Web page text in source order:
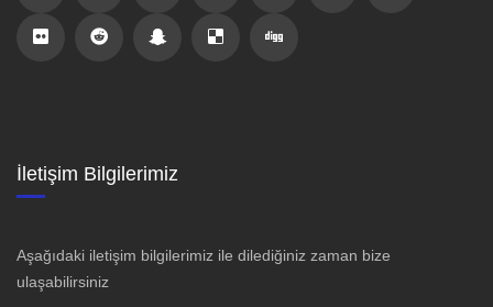
İletişim Bilgilerimiz
Aşağıdaki iletişim bilgilerimiz ile dilediğiniz zaman bize
ulaşabilirsiniz